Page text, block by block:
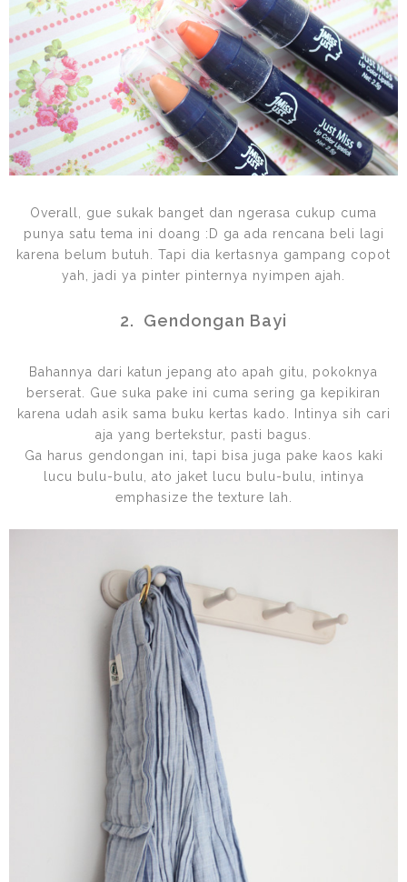
Overall, gue sukak banget dan ngerasa cukup cuma
punya satu tema ini doang :D ga ada rencana beli lagi
karena belum butuh. Tapi dia kertasnya gampang copot
yah, jadi ya pinter pinternya nyimpen ajah.
2. Gendongan Bayi
Bahannya dari katun jepang ato apah gitu, pokoknya
berserat. Gue suka pake ini cuma sering ga kepikiran
karena udah asik sama buku kertas kado. Intinya sih cari
aja yang bertekstur, pasti bagus.
Ga harus gendongan ini, tapi bisa juga pake kaos kaki
lucu bulu-bulu, ato jaket lucu bulu-bulu, intinya
emphasize the texture lah.